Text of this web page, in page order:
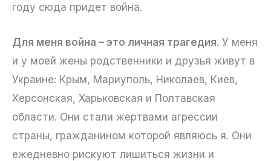
году сюда придет война.
Для меня война – это личная трагедия. У меня
и у моей жены родственники и друзья живут в
Украине: Крым, Мариуполь, Николаев, Киев,
Херсонская, Харьковская и Полтавская
области. Они стали жертвами агрессии
страны, гражданином которой являюсь я. Они
ежедневно рискуют лишиться жизни и